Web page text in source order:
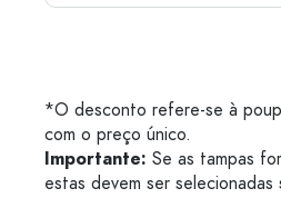
*O desconto refere-se à
com o preço único.
Importante: Se as tampas
estas devem ser selecionadas